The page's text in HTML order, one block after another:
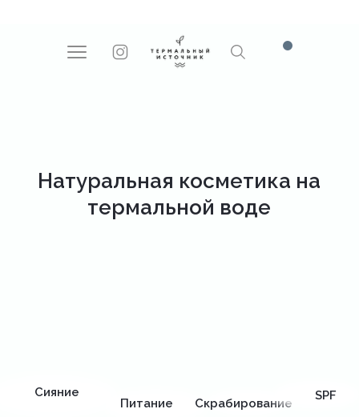
Поиск
Натуральная косметика на
термальной воде
Сияние
Питание Скрабирование
SPF